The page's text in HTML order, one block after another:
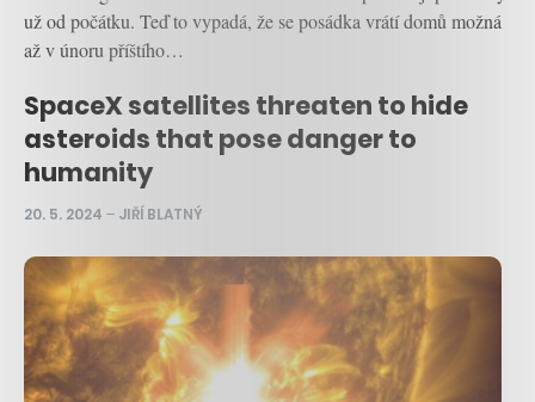
už od počátku. Teď to vypadá, že se posádka vrátí domů možná
až v únoru příštího…
SpaceX satellites threaten to hide
asteroids that pose danger to
humanity
20. 5. 2024 – JIŘÍ BLATNÝ